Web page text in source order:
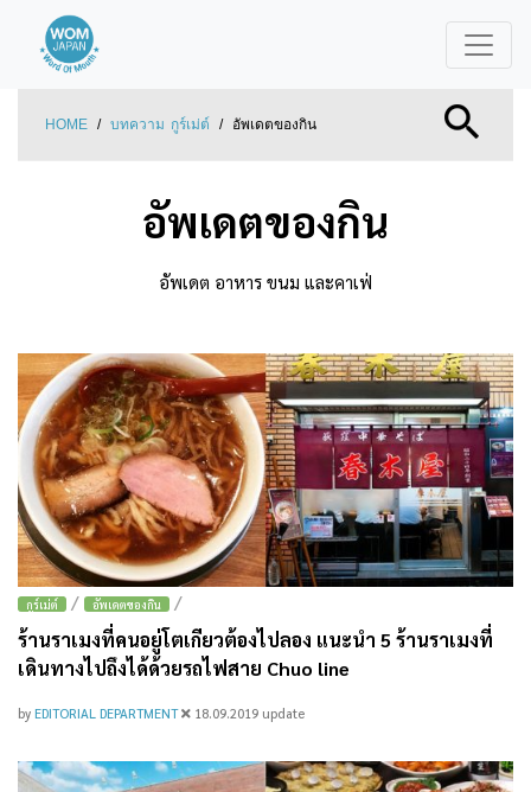
HOME / บทความ กูร์เม่ต์ / อัพเดตของกิน
อัพเดตของกิน
อัพเดต อาหาร ขนม และคาเฟ่
กูร์เม่ต์ / อัพเดตของกิน /
ร้านราเมงที่คนอยู่โตเกียวต้องไปลอง แนะนำ 5 ร้านราเมงที่
เดินทางไปถึงได้ด้วยรถไฟสาย Chuo line
by EDITORIAL DEPARTMENT 18.09.2019 update